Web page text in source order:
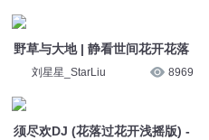
野草与大地 | 静看世间花开花落
刘星星_StarLiu 8969
须尽欢DJ (花落过花开浅摇版) -